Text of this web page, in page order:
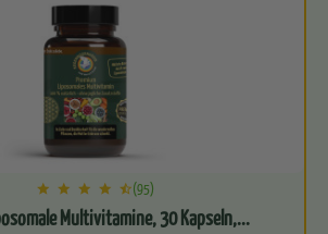
(95)
Multivitamine, 30 Kapseln,...